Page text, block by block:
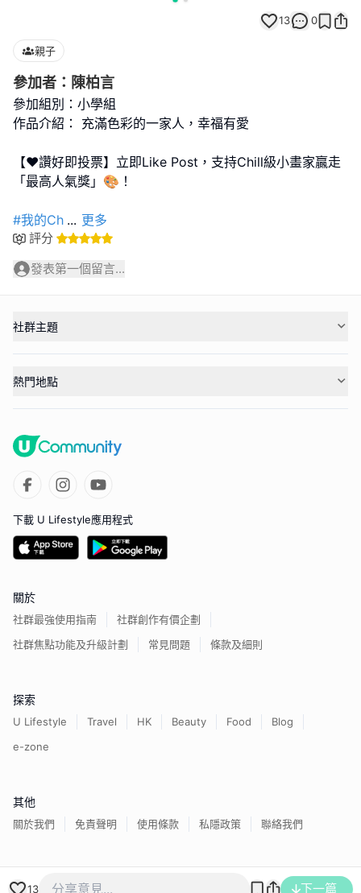
13 0
親子
參加者：陳柏言
參加組別：小學組
作品介紹： 充滿色彩的一家人，幸福有愛
【❤️讚好即投票】立即Like Post，支持Chill級小畫家贏走
「最高人氣獎」🎨！
#我的Ch ... 更多
評分
發表第一個留言...
13 下一篇
社群主題
熱門地點
下載 U Lifestyle應用程式
關於
社群最強使用指南
社群創作有價企劃
社群焦點功能及升級計劃
常見問題 條款及細則
探索
U Lifestyle Travel HK Beauty Food
Blog
e-zone
其他
關於我們 免責聲明 使用條款 私隱政策 聯絡我們
香港經濟日報版權所有©